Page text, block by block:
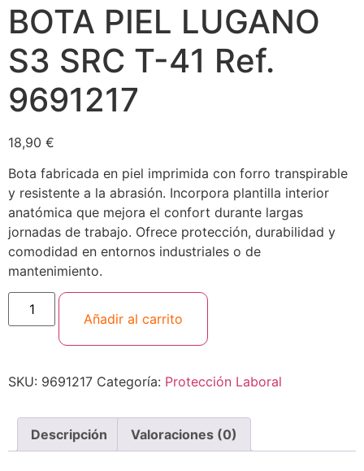
BOTA PIEL LUGANO
S3 SRC T-41 Ref.
9691217
18,90 €
Bota fabricada en piel imprimida con forro transpirable
y resistente a la abrasión. Incorpora plantilla interior
anatómica que mejora el confort durante largas
jornadas de trabajo. Ofrece protección, durabilidad y
comodidad en entornos industriales o de
mantenimiento.
Añadir al carrito
SKU: 9691217 Categoría: Protección Laboral
Descripción Valoraciones (0)